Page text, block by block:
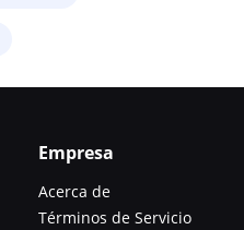
Empresa
Acerca de
Términos de Servicio